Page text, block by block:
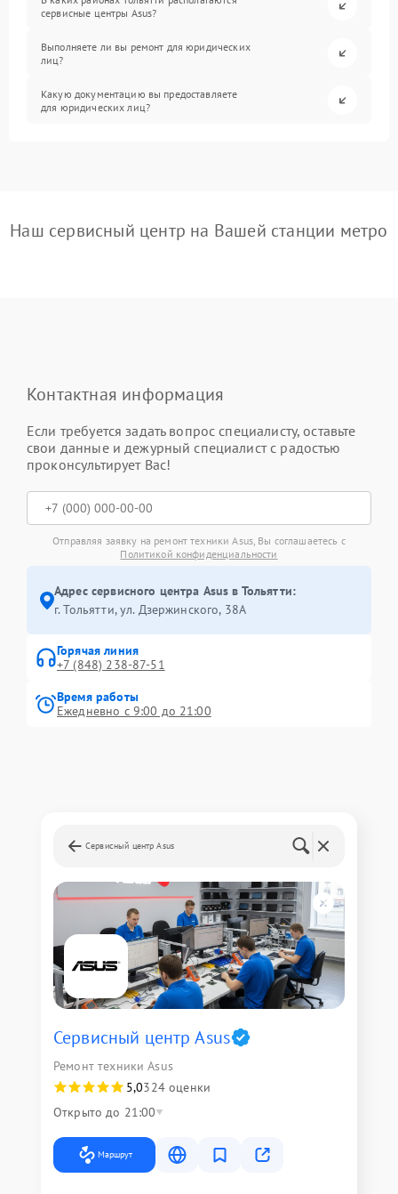
сервисные центры Asus?
Выполняете ли вы ремонт для юридических
лиц?
Какую документацию вы предоставляете
для юридических лиц?
Наш сервисный центр на Вашей станции метро
Контактная информация
Если требуется задать вопрос специалисту, оставьте
свои данные и дежурный специалист с радостью
проконсультирует Вас!
Отправляя заявку на ремонт техники Asus, Вы соглашаетесь с
Политикой конфиденциальности
Адрес сервисного центра Asus в Тольятти:
г. Тольятти, ул. Дзержинского, 38А
Горячая линия
+7 (848) 238-87-51
Время работы
Ежедневно с 9:00 до 21:00
Сервисный центр Asus
Сервисный центр Asus
Ремонт техники Asus
5,0324 оценки
Открыто до 21:00
Маршрут